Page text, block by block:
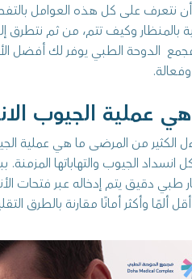
نتعرف على كل هذه العوامل
بالمنظار وكيف تتم، من ثم
الدوحة الطبي يوفر لك أفضل
عملية الجيوب
الكثير من المرضى ما هي عملية
انسداد الجيوب والتهاباتها
طبي دقيق يتم إدخاله عبر فتحات
ألمًا وأكثر أمانًا مقارنة بالطرق